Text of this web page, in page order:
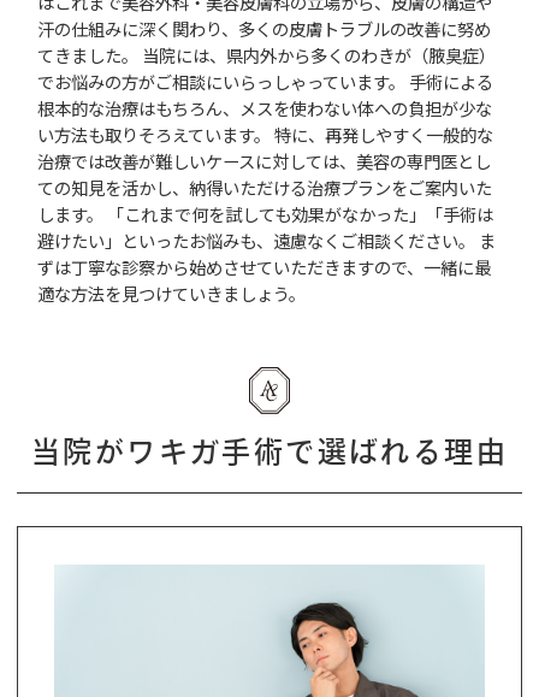
汗の仕組みに深く関わり、多くの皮膚トラブルの改善に努め
てきました。 当院には、県内外から多くのわきが（腋臭症）
でお悩みの方がご相談にいらっしゃっています。 手術による
根本的な治療はもちろん、メスを使わない体への負担が少な
い方法も取りそろえています。 特に、再発しやすく一般的な
治療では改善が難しいケースに対しては、美容の専門医とし
ての知見を活かし、納得いただける治療プランをご案内いた
します。 「これまで何を試しても効果がなかった」「手術は
避けたい」といったお悩みも、遠慮なくご相談ください。 ま
ずは丁寧な診察から始めさせていただきますので、一緒に最
適な方法を見つけていきましょう。
当院がワキガ手術で選ばれる理由